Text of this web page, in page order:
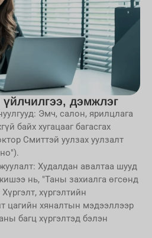
үйлчилгээ, дэмжлэг
Эмч, салон, ярилцлага
байх хугацааг багасгах
Смиттэй уулзах уулзалт
Худалдан авалтаа шууд
нь, "Таны захиалга өгсөнд
хүргэлтийн
цагийн хяналтын мэдээллээр
багц хүргэлтэд бэлэн